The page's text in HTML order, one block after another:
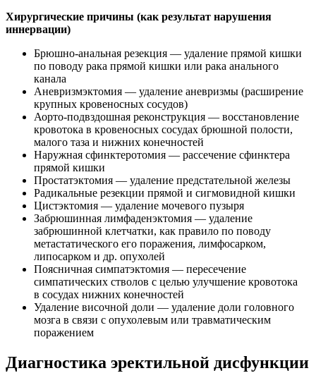
Хирургические причины (как результат нарушения
иннервации)
Брюшно-анальная резекция — удаление прямой кишки
по поводу рака прямой кишки или рака анального
канала
Аневризмэктомия — удаление аневризмы (расширение
крупных кровеносных сосудов)
Аорто-подвздошная реконструкция — восстановление
кровотока в кровеносных сосудах брюшной полости,
малого таза и нижних конечностей
Наружная сфинктеротомия — рассечение сфинктера
прямой кишки
Простатэктомия — удаление предстательной железы
Радикальные резекции прямой и сигмовидной кишки
Цистэктомия — удаление мочевого пузыря
Забрюшинная лимфаденэктомия — удаление
забрюшинной клетчатки, как правило по поводу
метастатического его поражения, лимфосарком,
липосарком и др. опухолей
Поясничная симпатэктомия — пересечение
симпатических стволов с целью улучшение кровотока
в сосудах нижних конечностей
Удаление височной доли — удаление доли головного
мозга в связи с опухолевым или травматическим
поражением
Диагностика эректильной дисфункции